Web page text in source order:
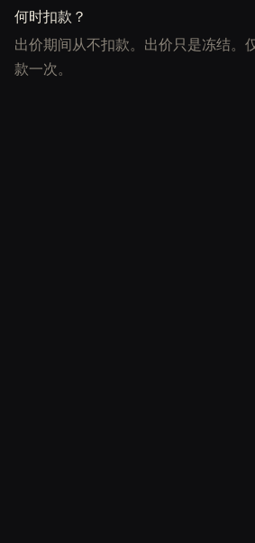
何时扣款？
出价期间从不扣款。出价只是冻结。
款一次。